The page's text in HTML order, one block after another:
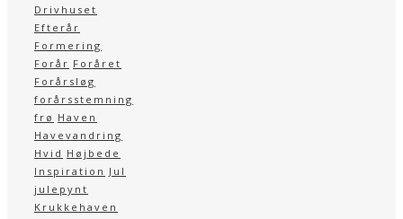
Drivhuset
Efterår
Formering
Forår Foråret
Forårsløg
forårsstemning
frø Haven
Havevandring
Hvid Højbede
Inspiration Jul
julepynt
Krukkehaven